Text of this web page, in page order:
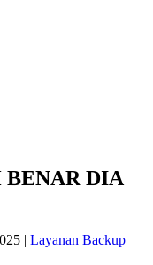
BENAR DIA
| Layanan Backup